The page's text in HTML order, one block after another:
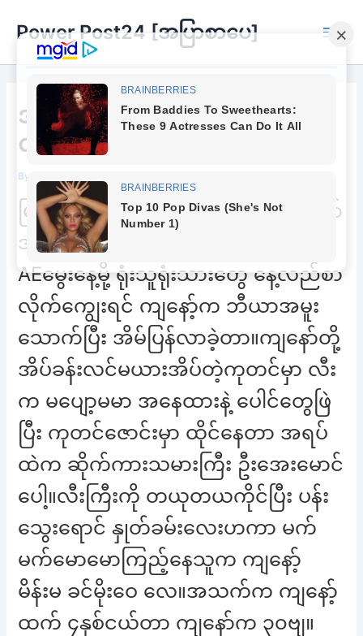
content
Power Post24 [အပြာစာပေ]
Main
အသစ်အဆန်းတွေကိုမှ ကြိုက်
လွန်းလို့ပါရှင်
By
မြင်လိုက် ရတဲ့ မြင်ကွင်း ကြောင့် ကျနော်
အံ့သြတုန်လှုပ်သွားခဲ့ရတယ်။ရုံးက
AEမွေးနေ့မို့ ရုံးသူရုံးသားတွေ နေ့လည်စာ
လိုက်ကျွေးရင် ကျနော့်က ဘီယာအမူး
သောက်ပြီး အိမ်ပြန်လာခဲ့တာ။ကျနော်တို့
အိပ်ခန်းလင်မယားအိပ်တဲ့ကုတင်မှာ လီး
က မပျော့မမာ အနေထားနဲ့ ပေါင်တွေဖြဲ
ပြီး ကုတင်ဇောင်းမှာ ထိုင်နေတာ အရပ်
ထဲက ဆိုက်ကားသမားကြီး ဦးအေးမောင်
ပေါ့။လီးကြီးကို တယုတယကိုင်ပြီး ပန်း
သွေးရောင် နှုတ်ခမ်းလေးဟကာ မက်
မက်မောမောကြည့်နေသူက ကျနော့်
မိန်းမ ခင်မိုးဝေ လေ။အသက်က ကျနော့်
ထက် ၄နှစ်ငယ်တာ ကျနော်က ၃၀ဗျ။